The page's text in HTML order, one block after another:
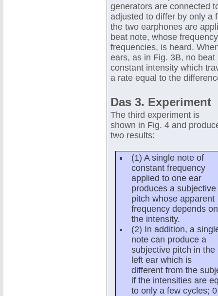
generators are connected
adjusted to differ by only a
the two earphones are
beat note, whose
frequencies, is heard.
ears, as in Fig. 3B, no
constant intensity which
a rate equal to the
Das 3. Experiment
The third experiment is
shown in Fig. 4 and
two results:
(1) A single note of
constant frequency
applied to one ear
produces a subjective
pitch whose apparent
frequency depends on
the intensity.
(2) In addition, a
note can produce a
subjective pitch in the
left ear which is
different from the
if the intensities are
to only a few cycles;